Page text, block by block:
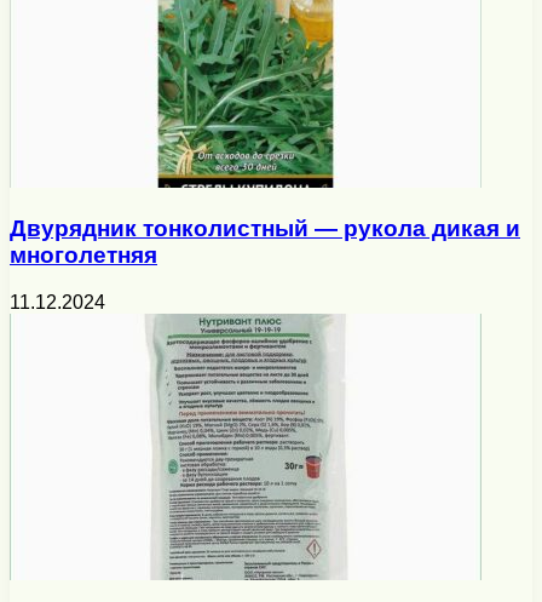
Двурядник тонколистный — рукола дикая и
многолетняя
11.12.2024